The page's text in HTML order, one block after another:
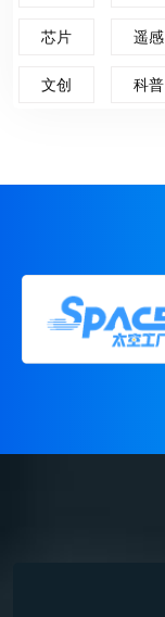
芯片 遥感
文创 科普